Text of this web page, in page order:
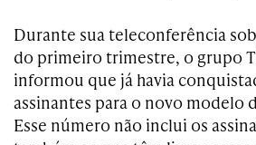
Durante sua teleconferência
do primeiro trimestre, o grupo
informou que já havia
assinantes para o novo modelo
Esse número não inclui os